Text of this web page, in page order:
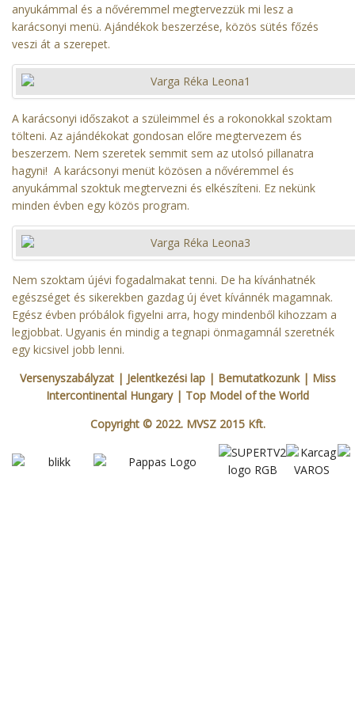
anyukámmal és a nővéremmel megtervezzük mi lesz a
karácsonyi menü. Ajándékok beszerzése, közös sütés főzés
veszi át a szerepet.
A karácsonyi időszakot a szüleimmel és a rokonokkal szoktam
tölteni. Az ajándékokat gondosan előre megtervezem és
beszerzem. Nem szeretek semmit sem az utolsó pillanatra
hagyni! A karácsonyi menüt közösen a nővéremmel és
anyukámmal szoktuk megtervezni és elkészíteni. Ez nekünk
minden évben egy közös program.
Nem szoktam újévi fogadalmakat tenni. De ha kívánhatnék
egészséget és sikerekben gazdag új évet kívánnék magamnak.
Egész évben próbálok figyelni arra, hogy mindenből kihozzam a
legjobbat. Ugyanis én mindig a tegnapi önmagamnál szeretnék
egy kicsivel jobb lenni.
Versenyszabályzat| Jelentkezési lap | Bemutatkozunk| Miss
Intercontinental Hungary| Top Model of the World
Copyright © 2022. MVSZ 2015 Kft.